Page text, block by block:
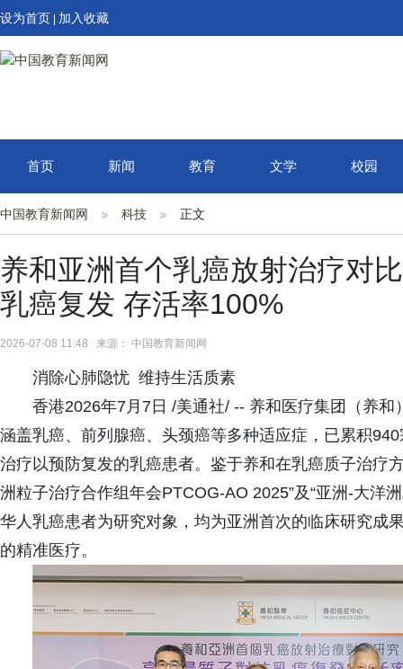
设为首页 加入收藏
首页 新闻 教育 文学 校园
中国教育新闻网 科技 正文
养和亚洲首个乳癌放射治疗对
乳癌复发 存活率100%
2026-07-08 11:48 来源： 中国教育新闻网
消除心肺隐忧 维持生活质素
香港2026年7月7日 /美通社/ -- 养和医疗集团（养
涵盖乳癌、前列腺癌、头颈癌等多种适应症，已累积
治疗以预防复发的乳癌患者。鉴于养和在乳癌质子治疗
洲粒子治疗合作组年会PTCOG-AO 2025”及“亚洲-大洋
华人乳癌患者为研究对象，均为亚洲首次的临床研究成
的精准医疗。